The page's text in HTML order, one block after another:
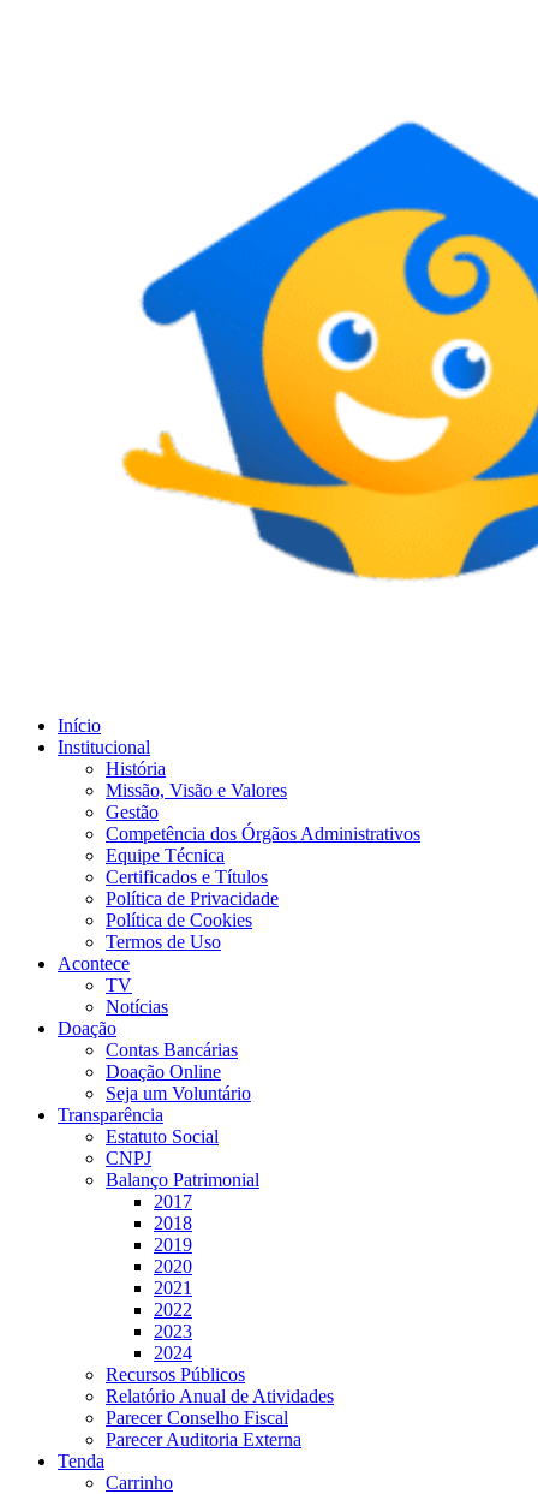
Início
Institucional
História
Missão, Visão e Valores
Gestão
Competência dos Órgãos Administrativos
Equipe Técnica
Certificados e Títulos
Política de Privacidade
Política de Cookies
Termos de Uso
Acontece
TV
Notícias
Doação
Contas Bancárias
Doação Online
Seja um Voluntário
Transparência
Estatuto Social
CNPJ
Balanço Patrimonial
2017
2018
2019
2020
2021
2022
2023
2024
Recursos Públicos
Relatório Anual de Atividades
Parecer Conselho Fiscal
Parecer Auditoria Externa
Tenda
Carrinho